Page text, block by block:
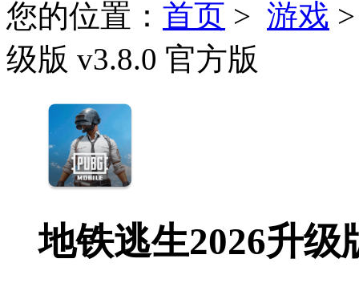
您的位置： 首页 > 游戏
级版 v3.8.0 官方版
地铁逃生2026升级